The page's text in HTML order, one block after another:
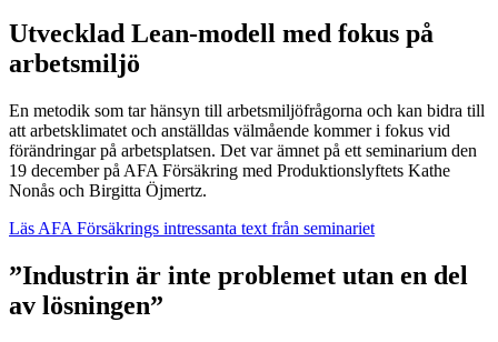
Utvecklad Lean-modell med fokus på
arbetsmiljö
En metodik som tar hänsyn till arbetsmiljöfrågorna och kan bidra till
att arbetsklimatet och anställdas välmående kommer i fokus vid
förändringar på arbetsplatsen. Det var ämnet på ett seminarium den
19 december på AFA Försäkring med Produktionslyftets Kathe
Nonås och Birgitta Öjmertz.
Läs AFA Försäkrings intressanta text från seminariet
”Industrin är inte problemet utan en del
av lösningen”